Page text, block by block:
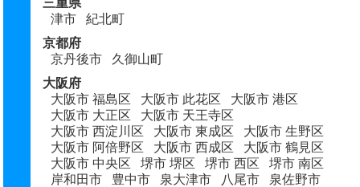
三重県
津市
紀北町
京都府
京丹後市
久御山町
大阪府
大阪市 福島区
大阪市 此花区
大阪市 港区
大阪市 大正区
大阪市 天王寺区
大阪市 西淀川区
大阪市 東成区
大阪市 生野区
大阪市 阿倍野区
大阪市 西成区
大阪市 鶴見区
大阪市 中央区
堺市 堺区 堺市 西区
堺市 南区
岸和田市
豊中市 泉大津市 八尾市
泉佐野市